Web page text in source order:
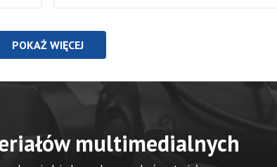
POKAŻ WIĘCEJ
multimedialnych